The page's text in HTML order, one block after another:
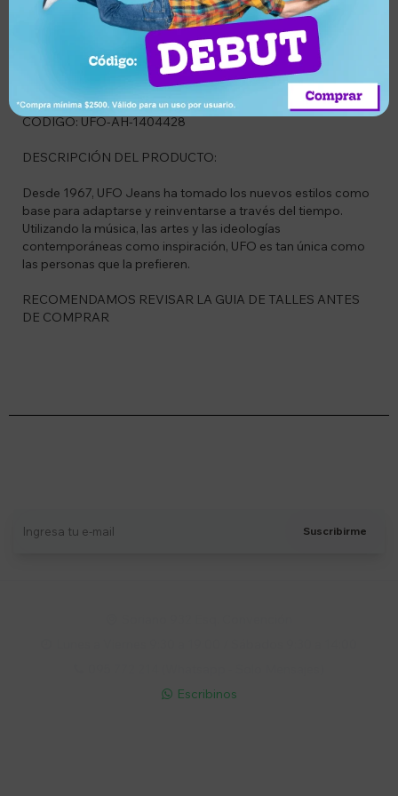
Descripción
CODIGO: UFO-AH-1404428
DESCRIPCIÓN DEL PRODUCTO:
Desde 1967, UFO Jeans ha tomado los nuevos estilos como
base para adaptarse y reinventarse a través del tiempo.
Utilizando la música, las artes y las ideologías
contemporáneas como inspiración, UFO es tan única como
las personas que la prefieren.
RECOMENDAMOS REVISAR LA GUIA DE TALLES ANTES
DE COMPRAR
Suscribirme
 Escribinos